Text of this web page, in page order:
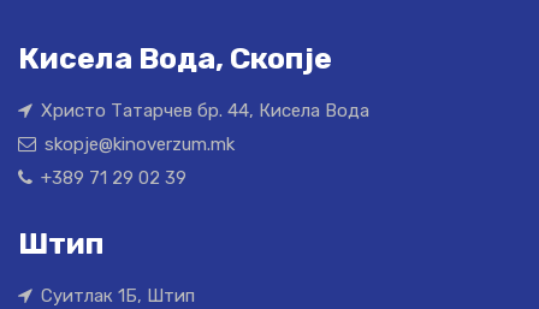
Кисела Вода, Скопје
Христо Татарчев бр. 44, Кисела Вода
skopje@kinoverzum.mk
+389 71 29 02 39
Штип
Суитлак 1Б, Штип